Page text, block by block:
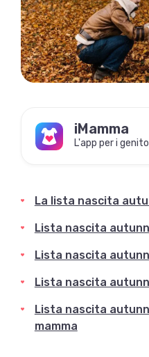
iMamma
L'app per i
La lista nascita
Lista nascita
Lista nascita
Lista nascita
Lista nascita
mamma